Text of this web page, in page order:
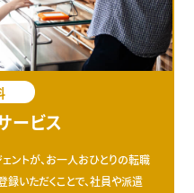
ービス
ントが、お一人おひとりの転職
録いただくことで、社員や派遣